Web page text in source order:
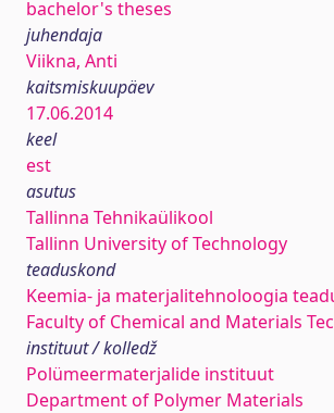
bachelor's theses
juhendaja
Viikna, Anti
kaitsmiskuupäev
17.06.2014
keel
est
asutus
Tallinna Tehnikaülikool
Tallinn University of Technology
teaduskond
Keemia- ja materjalitehnoloogia
Faculty of Chemical and Materials
instituut / kolledž
Polümeermaterjalide instituut
Department of Polymer Materials